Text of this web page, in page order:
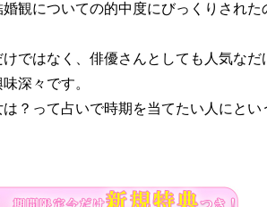
観についての的中度にびっくりされた
ではなく、俳優さんとしても人気なだ
味深々です。
？って占いで時期を当てたい人にとい